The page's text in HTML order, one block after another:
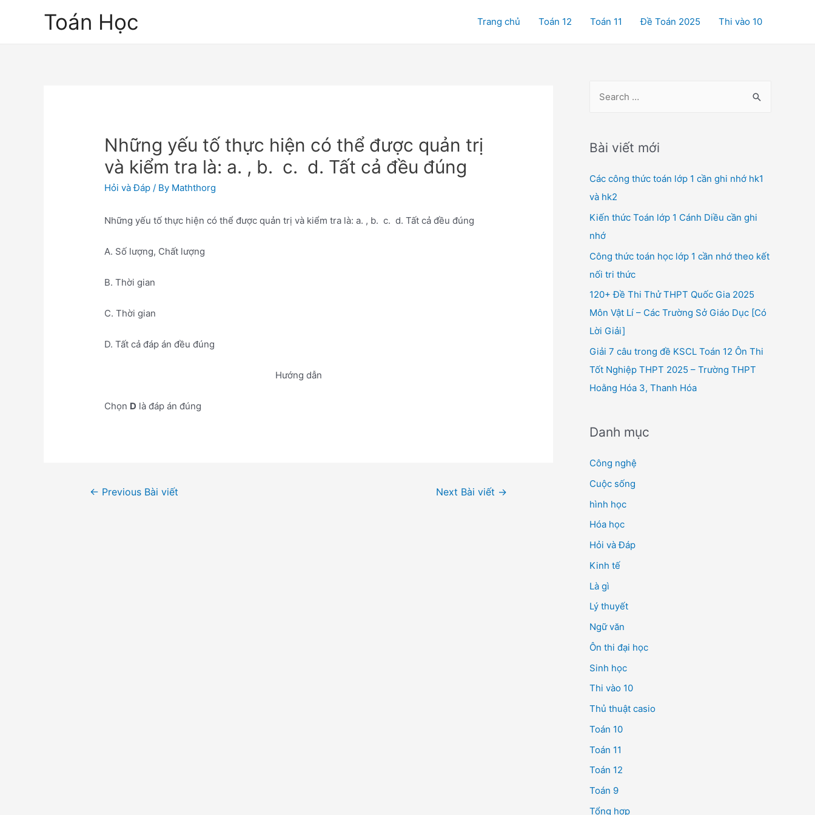
Toán Học Trang chủ Toán 12 Toán 11 Đề Toán 2025 Thi vào 10
Những yếu tố thực hiện có thể được quản trị
và kiểm tra là: a. , b. c. d. Tất cả đều đúng
Hỏi và Đáp / By Maththorg
Những yếu tố thực hiện có thể được quản trị và kiểm tra là: a. , b. c. d. Tất cả đều đúng
A. Số lượng, Chất lượng
B. Thời gian
C. Thời gian
D. Tất cả đáp án đều đúng
Hướng dẫn
Chọn D là đáp án đúng
Điều← Previous Bài viết Next Bài viết →
r
h
f
o
r
:
Bài viết mới
Các công thức toán lớp 1 cần ghi nhớ hk1
và hk2
Kiến thức Toán lớp 1 Cánh Diều cần ghi
nhớ
Công thức toán học lớp 1 cần nhớ theo kết
nối tri thức
120+ Đề Thi Thử THPT Quốc Gia 2025
Môn Vật Lí – Các Trường Sở Giáo Dục [Có
Lời Giải]
Giải 7 câu trong đề KSCL Toán 12 Ôn Thi
Tốt Nghiệp THPT 2025 – Trường THPT
Hoằng Hóa 3, Thanh Hóa
Danh mục
Công nghệ
Cuộc sống
hình học
Hóa học
Hỏi và Đáp
Kinh tế
Là gì
Lý thuyết
Ngữ văn
Ôn thi đại học
Sinh học
Thi vào 10
Thủ thuật casio
Toán 10
Toán 11
Toán 12
Toán 9
Tổng hợp